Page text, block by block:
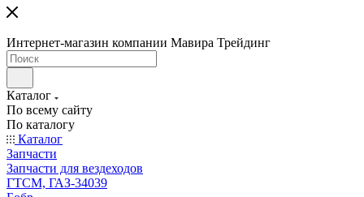
Интернет-магазин компании Мавира Трейдинг
Каталог
По всему сайту
По каталогу
Каталог
Запчасти
Запчасти для вездеходов
ГТСМ, ГАЗ-34039